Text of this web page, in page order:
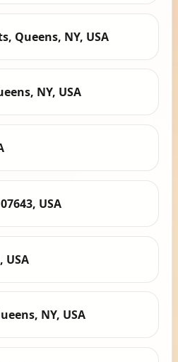
Queens, NY, USA
NY, USA
USA
USA
NY, USA